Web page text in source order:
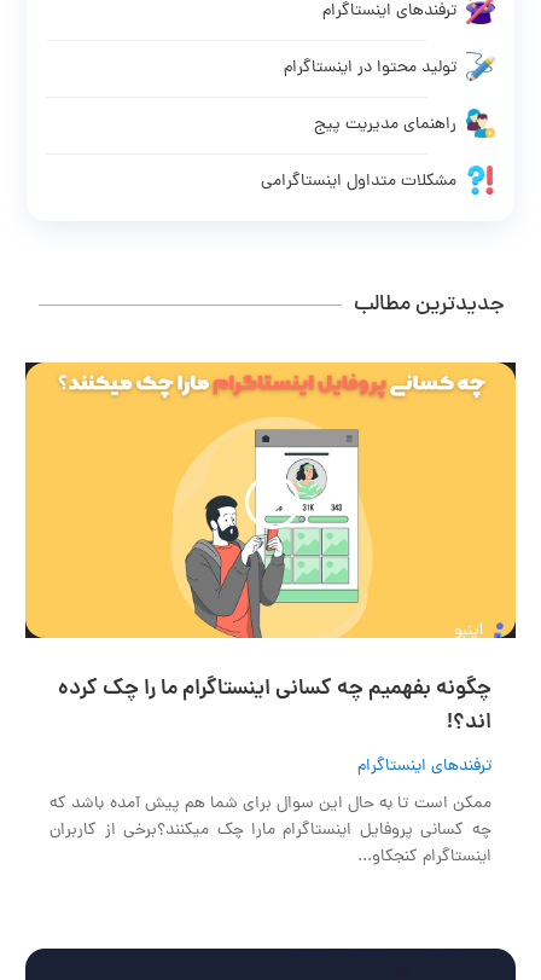
ترفندهای اینستاگرام
تولید محتوا در اینستاگرام
راهنمای مدیریت پیج
مشکلات متداول اینستاگرامی
جدیدترین مطالب
نمایشگر
چگونه بفهمیم چه کسانی اینستاگرام ما را چک کرده
اند؟!
ترفندهای اینستاگرام
ممکن است تا به حال این سوال برای شما هم پیش آمده باشد که
چه کسانی پروفایل اینستاگرام مارا چک میکنند؟برخی از کاربران
اینستاگرام کنجکاو...